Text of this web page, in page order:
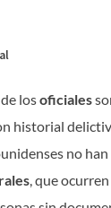
losoficiales
historial
no
, que